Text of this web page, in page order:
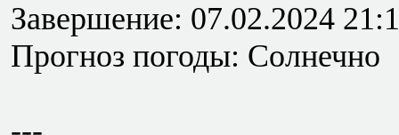
Завершение: 07.02.2024
Прогноз погоды: Солнечно